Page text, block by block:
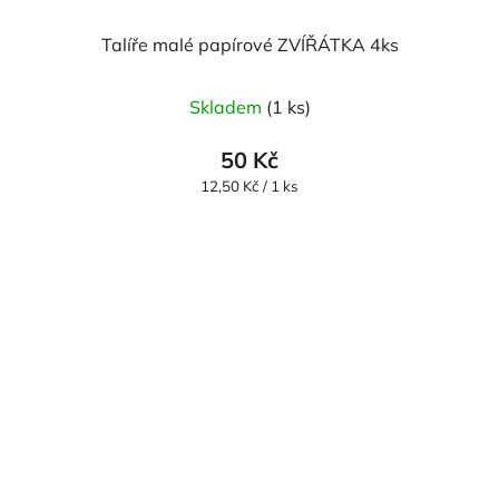
Talíře malé papírové ZVÍŘÁTKA 4ks
Skladem (1 ks)
50 Kč
Měrná
12,50 Kč / 1 ks